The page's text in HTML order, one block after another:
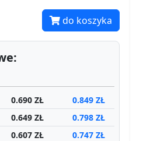
do koszyka
0.690 ZŁ 0.849 ZŁ
0.649 ZŁ 0.798 ZŁ
0.607 ZŁ 0.747 ZŁ